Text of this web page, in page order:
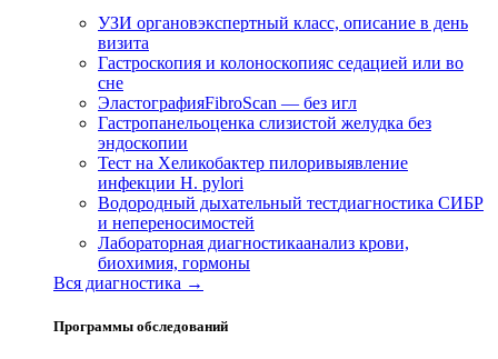
УЗИ органовэкспертный класс, описание в день
визита
Гастроскопия и колоноскопияс седацией или во
сне
ЭластографияFibroScan — без игл
Гастропанельоценка слизистой желудка без
эндоскопии
Тест на Хеликобактер пилоривыявление
инфекции H. pylori
Водородный дыхательный тестдиагностика СИБР
и непереносимостей
Лабораторная диагностикаанализ крови,
биохимия, гормоны
Вся диагностика →
Программы обследований